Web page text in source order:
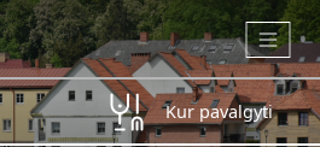
Kur pavalgyti